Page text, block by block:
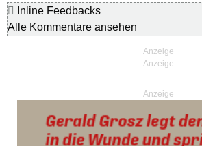
Inline Feedbacks
Alle Kommentare ansehen
Anzeige